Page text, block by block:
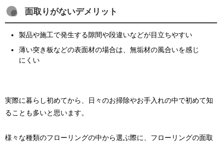
面取りがないデメリット
製品や施工で発生する隙間や段違いなどが目立ちやすい
薄い突き板などの表面材の場合は、無垢材の風合いを感じ
にくい
実際に暮らし初めてから、日々のお掃除やお手入れの中で初めて知
ることも多いと思います。
様々な種類のフローリングの中から選ぶ際に、フローリングの面取